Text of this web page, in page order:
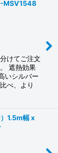
けてご注文
遮熱効果
いシルバー
べ、より
1.5m幅 x